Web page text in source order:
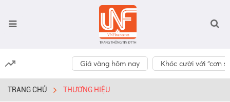
Giá vàng hôm nay Khóc cười với “cơn
TRANG CHỦ THƯƠNG HIỆU